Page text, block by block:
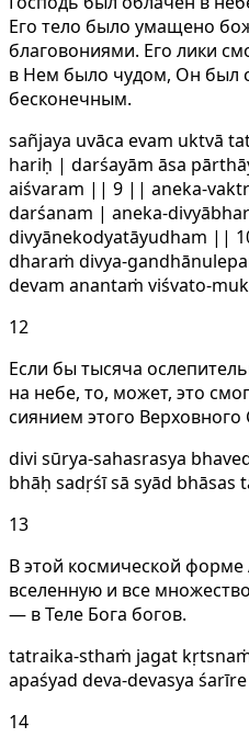
Его тело было умащено
благовониями. Его лики
в Нем было чудом, Он был
бесконечным.
sañjaya uvāca evam uktvā
hariḥ | darśayām āsa
aiśvaram || 9 || aneka-
darśanam | aneka-
divyānekodyatāyudham ||
dharaṁ divya-
devam anantaṁ viśvato-
12
Если бы тысяча
на небе, то, может, это
сиянием этого Верховного
divi sūrya-sahasrasya
bhāḥ sadṛśī sā syād
13
В этой космической
вселенную и все
— в Теле Бога богов.
tatraika-sthaṁ jagat
apaśyad deva-devasya
14